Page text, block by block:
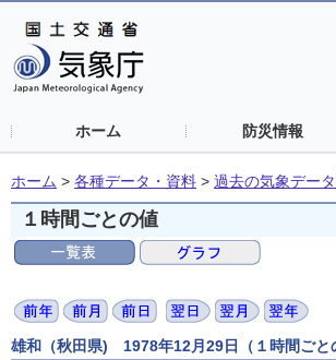
ホーム 防災情報
ホーム > 各種データ・資料 > 過去の気象デー
１時間ごとの値
雄和（秋田県) 1978年12月29日（１時間ごと